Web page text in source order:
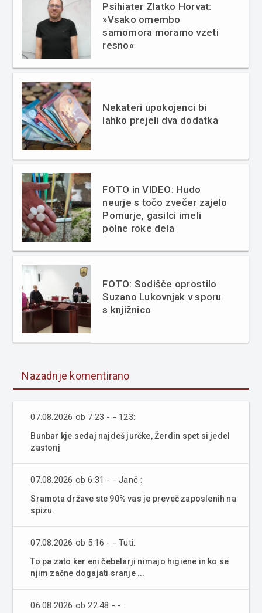
Psihiater Zlatko Horvat:
»Vsako omembo
samomora moramo vzeti
resno«
Nekateri upokojenci bi
lahko prejeli dva dodatka
FOTO in VIDEO: Hudo
neurje s točo zvečer zajelo
Pomurje, gasilci imeli
polne roke dela
FOTO: Sodišče oprostilo
Suzano Lukovnjak v sporu
s knjižnico
Nazadnje komentirano
07.08.2026 ob 7:23 - - 123:
Bunbar kje sedaj najdeš jurčke, Žerdin spet si jedel
zastonj
07.08.2026 ob 6:31 - - Janč :
Sramota države ste 90% vas je preveč zaposlenih na
spizu.
07.08.2026 ob 5:16 - - Tuti:
To pa zato ker eni čebelarji nimajo higiene in ko se
njim začne dogajati sranje ...
06.08.2026 ob 22:48 - - :